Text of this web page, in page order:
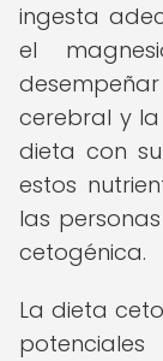
ingesta
el
cerebral y
dieta con
estos
las
cetogénica.
La dieta